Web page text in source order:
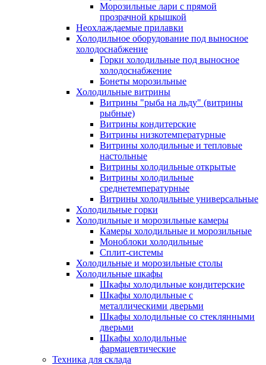
Морозильные лари с прямой
прозрачной крышкой
Неохлаждаемые прилавки
Холодильное оборудование под выносное
холодоснабжение
Горки холодильные под выносное
холодоснабжение
Бонеты морозильные
Холодильные витрины
Витрины "рыба на льду" (витрины
рыбные)
Витрины кондитерские
Витрины низкотемпературные
Витрины холодильные и тепловые
настольные
Витрины холодильные открытые
Витрины холодильные
среднетемпературные
Витрины холодильные универсальные
Холодильные горки
Холодильные и морозильные камеры
Камеры холодильные и морозильные
Моноблоки холодильные
Сплит-системы
Холодильные и морозильные столы
Холодильные шкафы
Шкафы холодильные кондитерские
Шкафы холодильные с
металлическими дверьми
Шкафы холодильные со стеклянными
дверьми
Шкафы холодильные
фармацевтические
Техника для склада